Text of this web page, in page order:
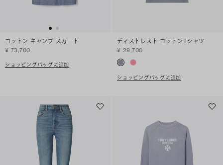
コットン キャンプ スカート
¥ 73,700
ショッピングバッグに追加
ディストレスト コットンTシャツ
¥ 29,700
ショッピングバッグに追加